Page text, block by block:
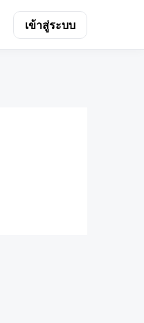
เข้าสู่ระบบ